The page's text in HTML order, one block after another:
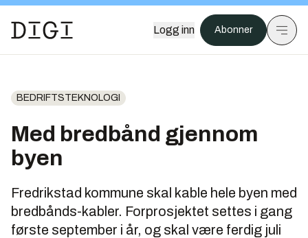
Logg inn Abonner
BEDRIFTSTEKNOLOGI
Med bredbånd gjennom
byen
Fredrikstad kommune skal kable hele byen med
bredbånds-kabler. Forprosjektet settes i gang
første september i år, og skal være ferdig juli